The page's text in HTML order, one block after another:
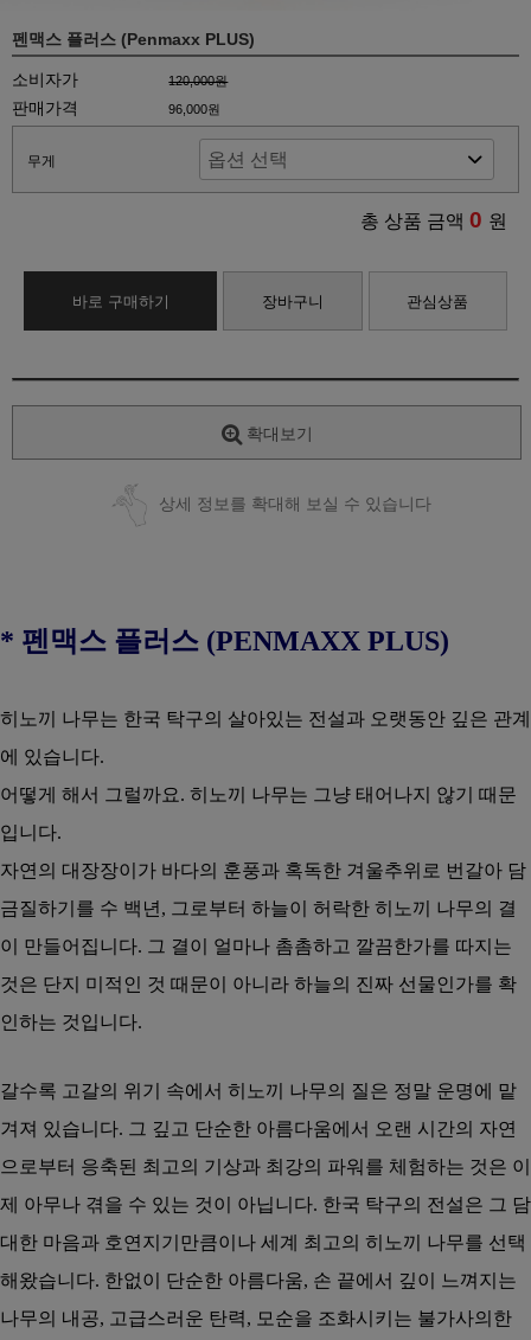
펜맥스 플러스 (Penmaxx PLUS)
소비자가 120,000원
판매가격 96,000원
무게
총 상품 금액 0 원
바로 구매하기 장바구니 관심상품
확대보기
상세 정보를 확대해 보실 수 있습니다
* 펜맥스 플러스 (PENMAXX PLUS)
히노끼 나무는 한국 탁구의 살아있는 전설과 오랫동안 깊은 관계
에 있습니다.
어떻게 해서 그럴까요. 히노끼 나무는 그냥 태어나지 않기 때문
입니다.
자연의 대장장이가 바다의 훈풍과 혹독한 겨울추위로 번갈아 담
금질하기를 수 백년, 그로부터 하늘이 허락한 히노끼 나무의 결
이 만들어집니다. 그 결이 얼마나 촘촘하고 깔끔한가를 따지는
것은 단지 미적인 것 때문이 아니라 하늘의 진짜 선물인가를 확
인하는 것입니다.
갈수록 고갈의 위기 속에서 히노끼 나무의 질은 정말 운명에 맡
겨져 있습니다. 그 깊고 단순한 아름다움에서 오랜 시간의 자연
으로부터 응축된 최고의 기상과 최강의 파워를 체험하는 것은 이
제 아무나 겪을 수 있는 것이 아닙니다. 한국 탁구의 전설은 그 담
대한 마음과 호연지기만큼이나 세계 최고의 히노끼 나무를 선택
해왔습니다. 한없이 단순한 아름다움, 손 끝에서 깊이 느껴지는
나무의 내공, 고급스러운 탄력, 모순을 조화시키는 불가사의한